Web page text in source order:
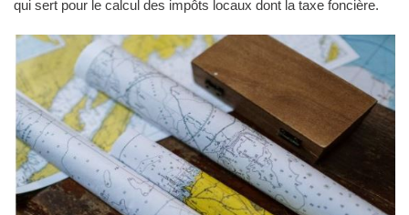
qui sert pour le calcul des impôts locaux dont la taxe foncière.